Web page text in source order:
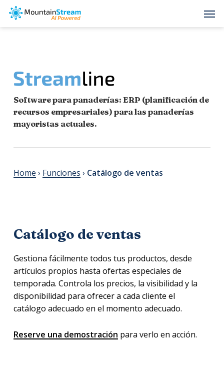
Skip
Software para panaderías: ERP (planificación de
recursos empresariales) para las panaderías
mayoristas actuales.
Home › Funciones › Catálogo de ventas
Catálogo de ventas
Gestiona fácilmente todos tus productos, desde
artículos propios hasta ofertas especiales de
temporada. Controla los precios, la visibilidad y la
disponibilidad para ofrecer a cada cliente el
catálogo adecuado en el momento adecuado.
Reserve una demostración para verlo en acción.